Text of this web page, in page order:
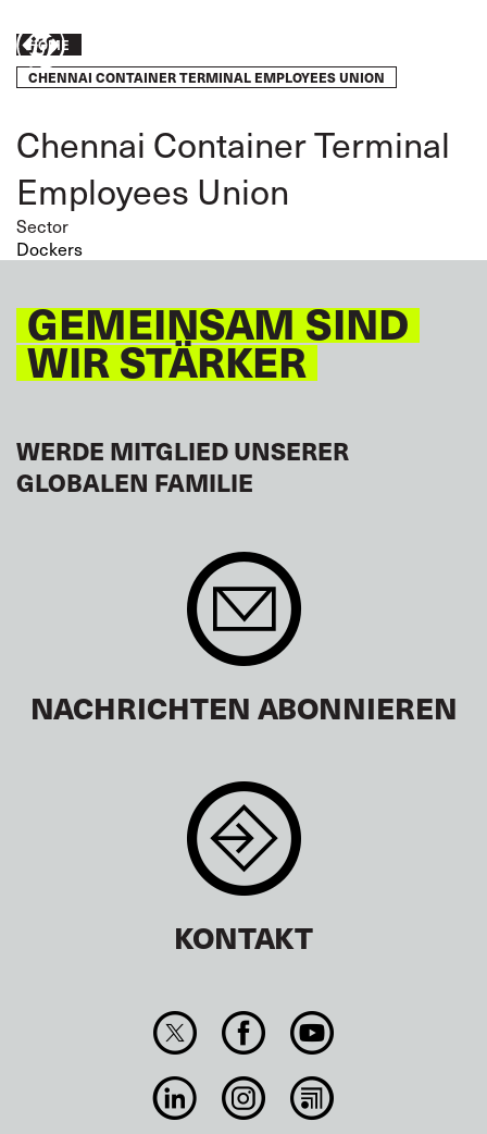
main
content
Breadcrumb
HOME
CHENNAI CONTAINER TERMINAL EMPLOYEES UNION
Chennai Container Terminal
Employees Union
Sector
Dockers
GEMEINSAM SIND
WIR STÄRKER
WERDE MITGLIED UNSERER
GLOBALEN FAMILIE
NACHRICHTEN ABONNIEREN
KONTAKT